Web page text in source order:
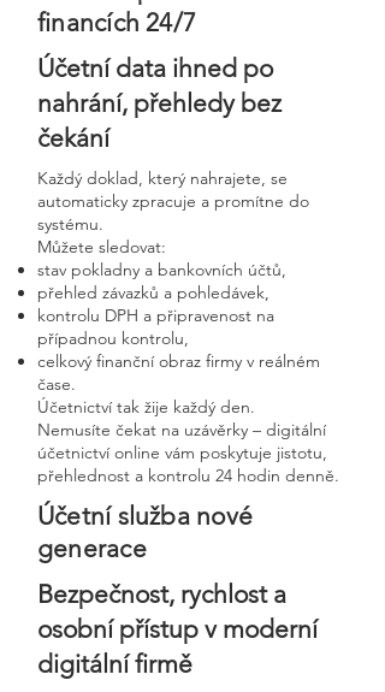
financích 24/7
Účetní data ihned po
nahrání, přehledy bez
čekání
Každý doklad, který nahrajete, se
automaticky zpracuje a promítne do
systému.
Můžete sledovat:
stav pokladny a bankovních účtů,
přehled závazků a pohledávek,
kontrolu DPH a připravenost na
případnou kontrolu,
celkový finanční obraz firmy v reálném
čase.
Účetnictví tak žije každý den.
Nemusíte čekat na uzávěrky – digitální
účetnictví online vám poskytuje jistotu,
přehlednost a kontrolu 24 hodin denně.
Účetní služba nové
generace
Bezpečnost, rychlost a
osobní přístup v moderní
digitální firmě